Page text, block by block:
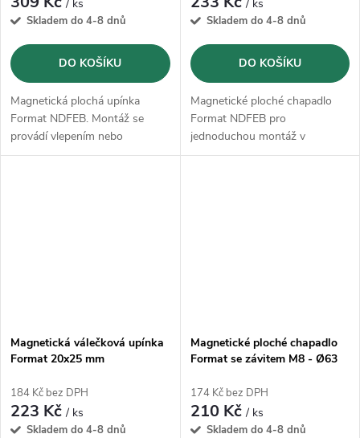
/ ks
Skladem do 4-8 dnů
DO KOŠÍKU
Magnetická plochá upínka
Format NDFEB. Montáž se
provádí vlepením nebo
zalisováním
/ ks
Skladem do 4-8 dnů
DO KOŠÍKU
Magnetické ploché chapadlo
Format NDFEB pro
jednoduchou montáž v
přípravcích
Magnetická válečková upínka
Format 20x25 mm
184 Kč bez DPH
223 Kč/ ks
Skladem do 4-8 dnů
Magnetické ploché chapadlo
Format se závitem M8 - Ø63
174 Kč bez DPH
210 Kč/ ks
Skladem do 4-8 dnů